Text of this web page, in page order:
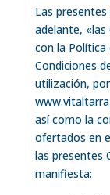
Las
adelante, «las
con la Política
Condiciones
utilización,
así como la
ofertados en
las presentes
manifiesta: